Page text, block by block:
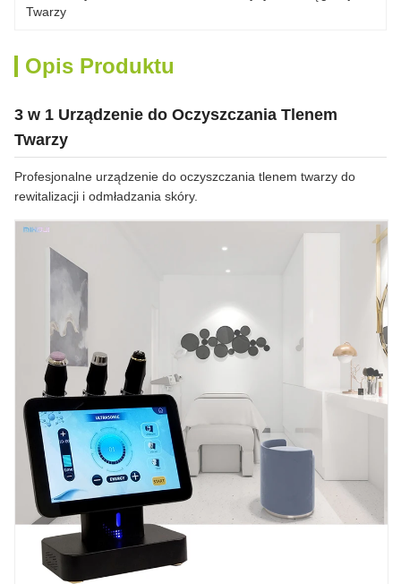
Twarzy
Opis Produktu
3 w 1 Urządzenie do Oczyszczania Tlenem
Twarzy
Profesjonalne urządzenie do oczyszczania tlenem twarzy do
rewitalizacji i odmładzania skóry.